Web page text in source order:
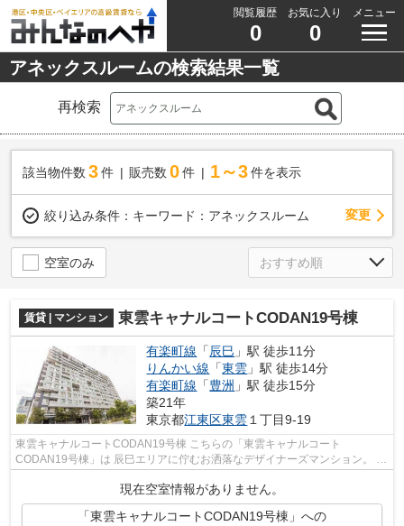
閲覧履歴
0
お気に入り
0
メニュー
アネックスルームの検索結果一覧
再検索
該当物件数 3件 販売数 0 件 1～3 件を表示
絞り込み条件： キーワード：アネックスルーム 変更
空室のみ
賃貸 | マンション 東雲キャナルコートCODAN19号棟
有楽町線 「 辰巳 」駅 徒歩11分
りんかい線 「東雲 」駅 徒歩14分
有楽町線 「豊洲 」駅 徒歩15分
築21年
東京都江東区東雲 １丁目9-19
東雲キャナルコートCODAN19号棟 こちらの「東雲キャナルコート
CODAN19号棟」は 辰巳エリアに佇むお洒落なデザイナーズマンション。 夜
現在空室情報がありません。
「東雲キャナルコートCODAN19号棟」への